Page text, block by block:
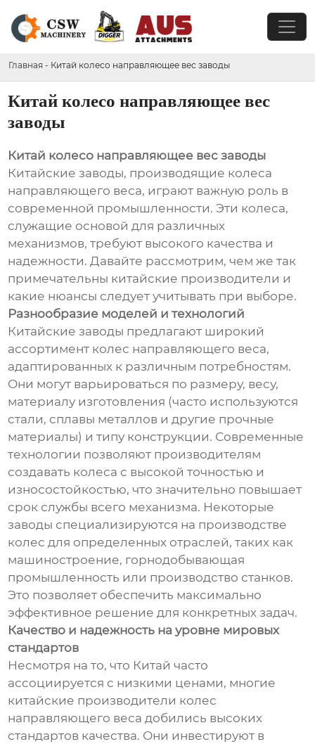
Главная - Китай колесо направляющее вес заводы
Китай колесо направляющее вес
заводы
Китай колесо направляющее вес заводы
Китайские заводы, производящие колеса
направляющего веса, играют важную роль в
современной промышленности. Эти колеса,
служащие основой для различных
механизмов, требуют высокого качества и
надежности. Давайте рассмотрим, чем же так
примечательны китайские производители и
какие нюансы следует учитывать при выборе.
Разнообразие моделей и технологий
Китайские заводы предлагают широкий
ассортимент колес направляющего веса,
адаптированных к различным потребностям.
Они могут варьироваться по размеру, весу,
материалу изготовления (часто используются
стали, сплавы металлов и другие прочные
материалы) и типу конструкции. Современные
технологии позволяют производителям
создавать колеса с высокой точностью и
износостойкостью, что значительно повышает
срок службы всего механизма. Некоторые
заводы специализируются на производстве
колес для определенных отраслей, таких как
машиностроение, горнодобывающая
промышленность или производство станков.
Это позволяет обеспечить максимально
эффективное решение для конкретных задач.
Качество и надежность на уровне мировых
стандартов
Несмотря на то, что Китай часто
ассоциируется с низкими ценами, многие
китайские производители колес
направляющего веса добились высоких
стандартов качества. Они инвестируют в